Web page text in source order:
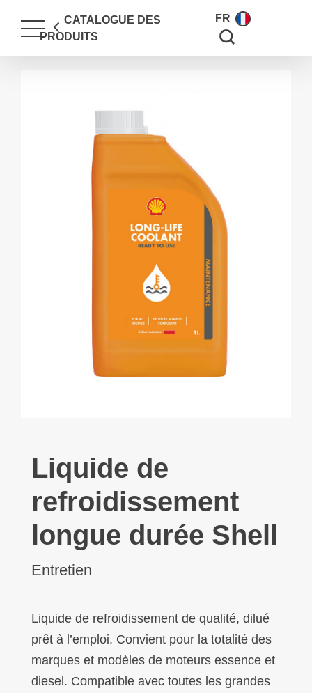
CATALOGUE DES
PRODUITS
FR
Search for:
Liquide de
refroidissement
longue durée Shell
Entretien
Liquide de refroidissement de qualité, dilué
prêt à l’emploi. Convient pour la totalité des
marques et modèles de moteurs essence et
diesel. Compatible avec toutes les grandes